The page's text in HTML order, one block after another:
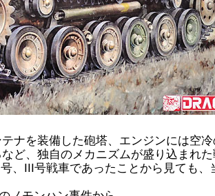
ナを装備した砲塔、エンジンには空
ど、独自のメカニズムが盛り込まれた
、III号戦車であったことから見ても